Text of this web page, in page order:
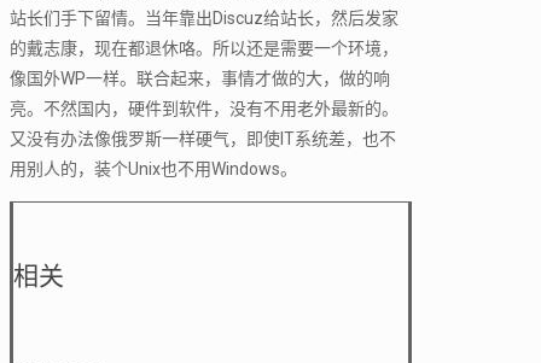
站长们手下留情。当年靠出Discuz给站长，然后发家
的戴志康，现在都退休咯。所以还是需要一个环境，
像国外WP一样。联合起来，事情才做的大，做的响
亮。不然国内，硬件到软件，没有不用老外最新的。
又没有办法像俄罗斯一样硬气，即使IT系统差，也不
用别人的，装个Unix也不用Windows。
相关